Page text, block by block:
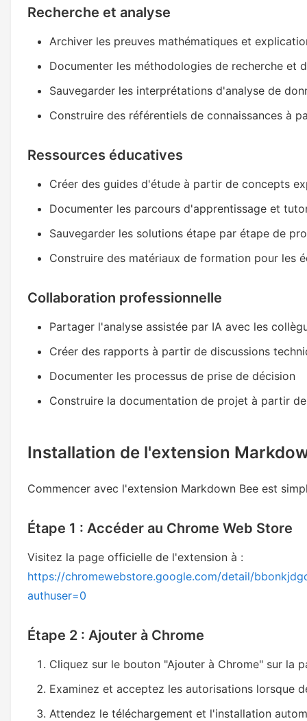
Recherche et analyse
Archiver les preuves mathématiques et
Documenter les méthodologies de recherche et
Sauvegarder les interprétations d'analyse de
Construire des référentiels de connaissances à
Ressources éducatives
Créer des guides d'étude à partir de concepts
Documenter les parcours d'apprentissage et
Sauvegarder les solutions étape par étape de
Construire des matériaux de formation pour les
Collaboration professionnelle
Partager l'analyse assistée par IA avec les
Créer des rapports à partir de discussions
Documenter les processus de prise de décision
Construire la documentation de projet à partir
Installation de l'extension
Commencer avec l'extension Markdown Bee est
Étape 1 : Accéder au Chrome Web Store
Visitez la page officielle de l'extension à :
https://chromewebstore.google.com/detail/
authuser=0
Étape 2 : Ajouter à Chrome
Cliquez sur le bouton "Ajouter à Chrome" sur la
Examinez et acceptez les autorisations lorsque
Attendez le téléchargement et l'installation